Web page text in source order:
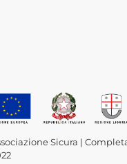
Sicura |